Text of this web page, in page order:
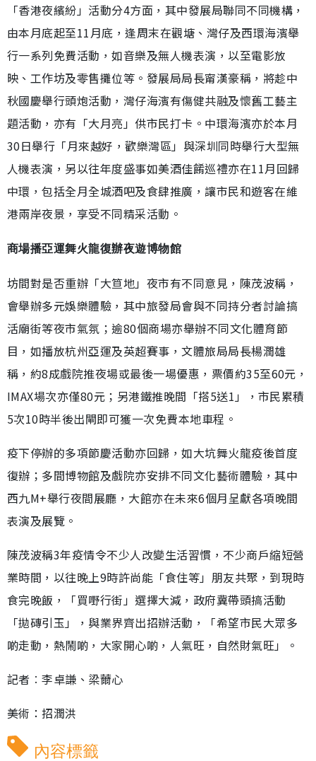
「香港夜繽紛」活動分4方面，其中發展局聯同不同機構，
由本月底起至11月底，逢周末在觀塘、灣仔及西環海濱舉
行一系列免費活動，如音樂及無人機表演，以至電影放
映、工作坊及零售攤位等。發展局局長甯漢豪稱，將趁中
秋國慶舉行頭炮活動，灣仔海濱有傷健共融及懷舊工藝主
題活動，亦有「大月亮」供市民打卡。中環海濱亦於本月
30日舉行「月來越好，歡樂灣區」與深圳同時舉行大型無
人機表演，另以往年度盛事如美酒佳餚巡禮亦在11月回歸
中環，包括全月全城酒吧及食肆推廣，讓市民和遊客在維
港兩岸夜景，享受不同精采活動。
商場播亞運舞火龍復辦夜遊博物館
坊間對是否重辦「大笪地」夜市有不同意見，陳茂波稱，
會舉辦多元娛樂體驗，其中旅發局會與不同持分者討論搞
活廟街等夜市氣氛；逾80個商場亦舉辦不同文化體育節
目，如播放杭州亞運及英超賽事，文體旅局局長楊潤雄
稱，約8成戲院推夜場或最後一場優惠，票價約35至60元，
IMAX場次亦僅80元；另港鐵推晚間「搭5送1」，市民累積
5次10時半後出閘即可獲一次免費本地車程。
疫下停辦的多項節慶活動亦回歸，如大坑舞火龍疫後首度
復辦；多間博物館及戲院亦安排不同文化藝術體驗，其中
西九M+舉行夜間展廳，大館亦在未來6個月呈獻各項晚間
表演及展覽。
陳茂波稱3年疫情令不少人改變生活習慣，不少商戶縮短營
業時間，以往晚上9時許尚能「食住等」朋友共聚，到現時
食完晚飯，「買嘢行街」選擇大減，政府冀帶頭搞活動
「拋磚引玉」，與業界齊出招辦活動，「希望市民大眾多
啲走動，熱鬧啲，大家開心啲，人氣旺，自然財氣旺」。
記者︰李卓謙、梁薾心
美術：招潤洪
內容標籤